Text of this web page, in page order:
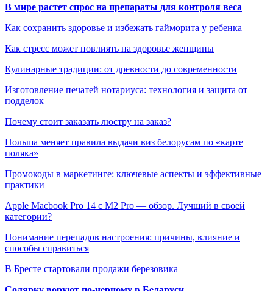
В мире растет спрос на препараты для контроля веса
Как сохранить здоровье и избежать гайморита у ребенка
Как стресс может повлиять на здоровье женщины
Кулинарные традиции: от древности до современности
Изготовление печатей нотариуса: технология и защита от
подделок
Почему стоит заказать люстру на заказ?
Польша меняет правила выдачи виз белорусам по «карте
поляка»
Промокоды в маркетинге: ключевые аспекты и эффективные
практики
Apple Macbook Pro 14 с M2 Pro — обзор. Лучший в своей
категории?
Понимание перепадов настроения: причины, влияние и
способы справиться
В Бресте стартовали продажи березовика